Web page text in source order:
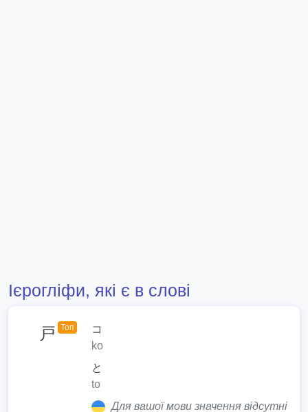
Ієрогліфи, які є в слові
戸 Топ
コ
ko
と
to
Для вашої мови значення відсутні